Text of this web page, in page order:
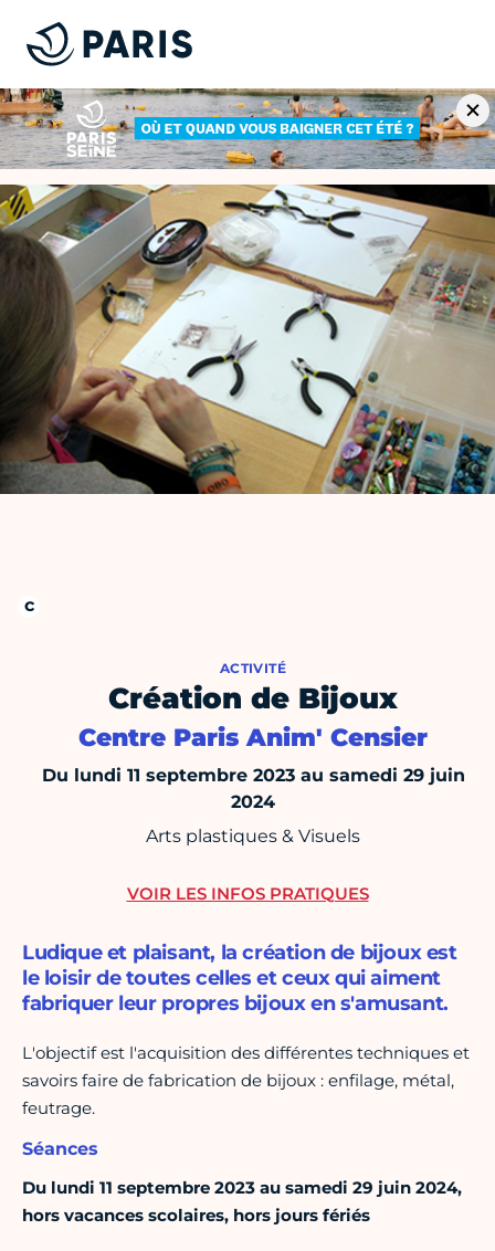
ACTIVITÉ
Création de Bijoux
Centre Paris Anim' Censier
Du lundi 11 septembre 2023 au samedi 29 juin
2024
Arts plastiques & Visuels
Ludique et plaisant, la création de bijoux est
le loisir de toutes celles et ceux qui aiment
fabriquer leur propres bijoux en s'amusant.
L'objectif est l'acquisition des différentes techniques et
savoirs faire de fabrication de bijoux : enfilage, métal,
feutrage.
Séances
Du lundi 11 septembre 2023 au samedi 29 juin 2024,
hors vacances scolaires, hors jours fériés
VOIR LES INFOS PRATIQUES